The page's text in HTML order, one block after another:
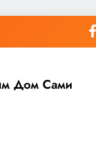
Дом Сами